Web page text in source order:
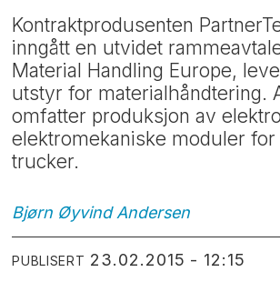
Kontraktprodusenten
inngått en utvidet
Material Handling Europe,
utstyr for materialhåndtering.
omfatter produksjon av
elektromekaniske moduler
trucker.
Bjørn Øyvind Andersen
PUBLISERT 23.02.2015 - 12:15